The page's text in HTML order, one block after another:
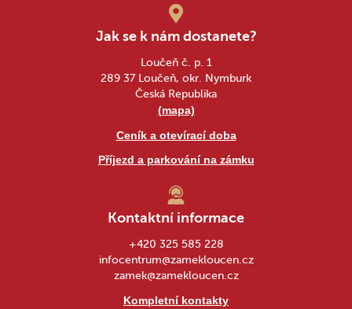
Jak se k nám dostanete?
Loučeň č. p. 1
289 37 Loučeň, okr. Nymburk
Česká Republika
(mapa)
Ceník a otevírací doba
Příjezd a parkování na zámku
Kontaktní informace
+420 325 585 228
infocentrum@zamekloucen.cz
zamek@zamekloucen.cz
Kompletní kontakty